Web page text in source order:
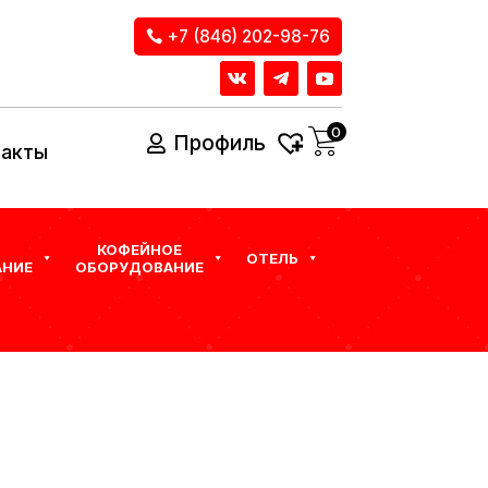
+7 (846) 202-98-76
Профиль 0
КОФЕЙНОЕ
ОБОРУДОВАНИЕ
ОТЕЛЬ